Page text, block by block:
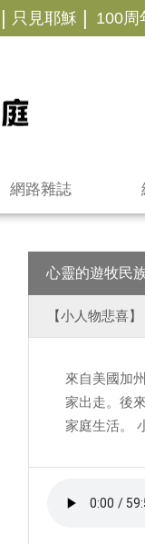
| 只見耶穌 | 100周
網路雜誌
心靈的遊牧民
【小人物悲喜
來自美國加
家出走。後
家庭生活。